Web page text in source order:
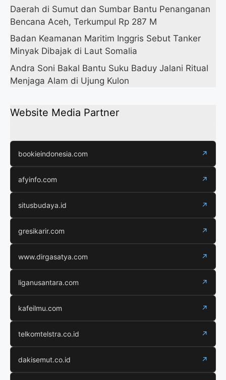
Daerah di Sumut dan Sumbar Bantu Penanganan
Bencana Aceh, Terkumpul Rp 287 M
Badan Keamanan Maritim Inggris Sebut Tanker
Minyak Dibajak di Laut Somalia
Andra Soni Bakal Bantu Suku Baduy Jalani Ritual
Menjaga Alam di Ujung Kulon
Website Media Partner
bookieindonesia.com ↗
afyinfo.com ↗
situsbudaya.id ↗
gresikarir.com ↗
www.dirgasatya.com ↗
liganusantara.com ↗
kafeilmu.com ↗
telkomtelstra.co.id ↗
dakisemut.co.id ↗